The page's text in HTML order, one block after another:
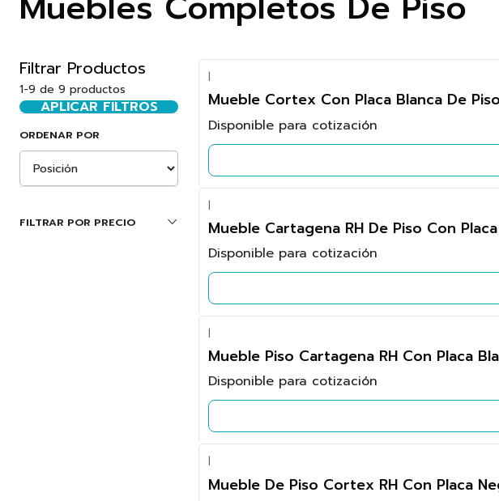
Filtrar Productos
1-9 de 9 productos
APLICAR FILTROS
ORDENAR POR
FILTRAR POR PRECIO
|
Mueble Cortex Con Placa Blanca De Piso
Disponible para cotización
|
Mueble Cartagena RH De Piso Con
Disponible para cotización
|
Mueble Piso Cartagena RH Con Placa
Disponible para cotización
|
Mueble De Piso Cortex RH Con Placa